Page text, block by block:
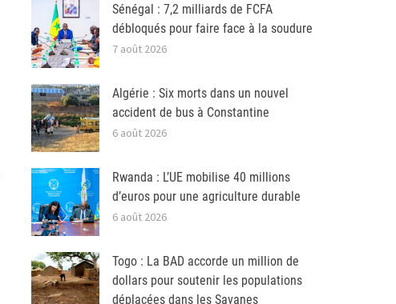
Sénégal : 7,2 milliards de FCFA
débloqués pour faire face à la soudure
7 août 2026
Algérie : Six morts dans un nouvel
accident de bus à Constantine
6 août 2026
Rwanda : L’UE mobilise 40 millions
d’euros pour une agriculture durable
6 août 2026
Togo : La BAD accorde un million de
dollars pour soutenir les populations
déplacées dans les Savanes